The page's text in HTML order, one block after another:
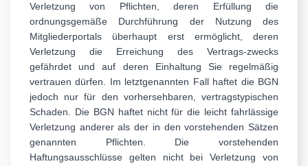
Verletzung von Pflichten, deren Erfüllung die
ordnungsgemäße Durchführung der Nutzung des
Mitgliederportals überhaupt erst ermöglicht, deren
Verletzung die Erreichung des Vertrags-zwecks
gefährdet und auf deren Einhaltung Sie regelmäßig
vertrauen dürfen. Im letztgenannten Fall haftet die BGN
jedoch nur für den vorhersehbaren, vertragstypischen
Schaden. Die BGN haftet nicht für die leicht fahrlässige
Verletzung anderer als der in den vorstehenden Sätzen
genannten Pflichten. Die vorstehenden
Haftungsausschlüsse gelten nicht bei Verletzung von